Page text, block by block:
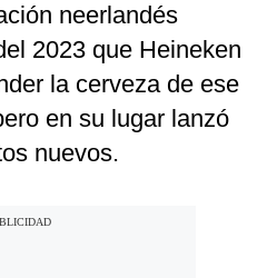
neerlandés
2023 que Heineken
la cerveza de ese
en su lugar lanzó
nuevos.